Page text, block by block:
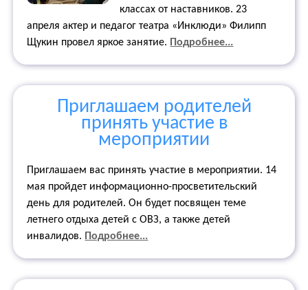
классах от наставников. 23
апреля актер и педагог театра «Инклюди» Филипп
Щукин провел яркое занятие. Подробнее...
Приглашаем родителей
принять участие в
мероприятии
Приглашаем вас принять участие в мероприятии. 14
мая пройдет информационно-просветительский
день для родителей. Он будет посвящен теме
летнего отдыха детей с ОВЗ, а также детей
инвалидов. Подробнее...